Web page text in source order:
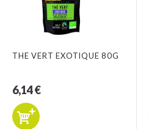
THE VERT EXOTIQUE 80G
6,14 €